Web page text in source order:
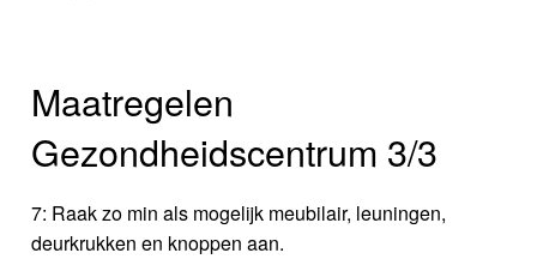
Maatregelen
Gezondheidscentrum 3/3
7: Raak zo min als mogelijk meubilair, leuningen,
deurkrukken en knoppen aan.